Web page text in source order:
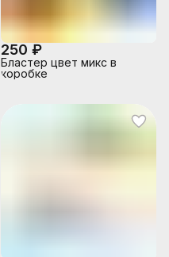
250 ₽
Бластер цвет микс в
коробке